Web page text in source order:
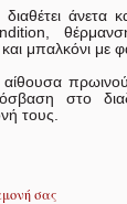
άνετα
μπαλκόνι με
αίθουσα
στο
τους.
σας